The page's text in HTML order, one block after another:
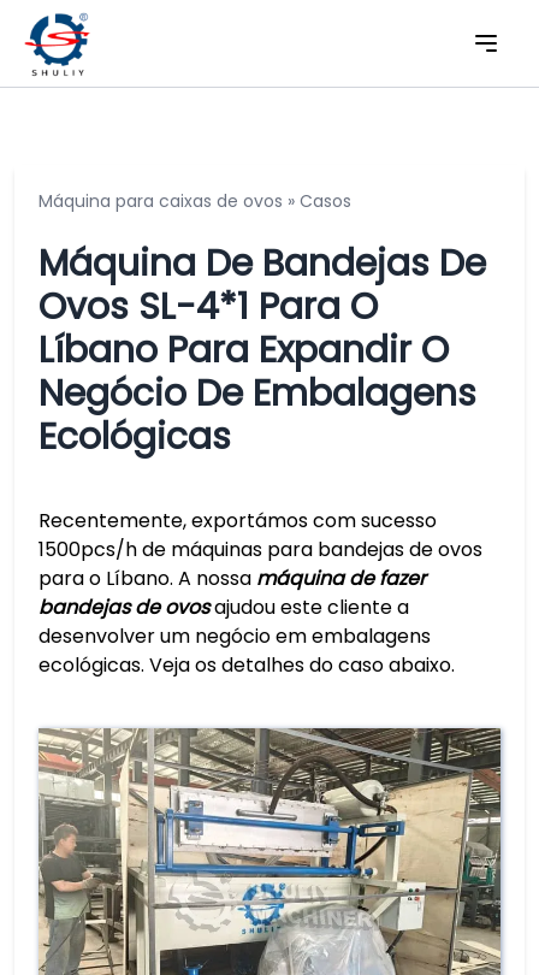
Máquina para caixas de ovos » Casos
Máquina De Bandejas De
Ovos SL-4*1 Para O
Líbano Para Expandir O
Negócio De Embalagens
Ecológicas
Recentemente, exportámos com sucesso
1500pcs/h de máquinas para bandejas de ovos
para o Líbano. A nossa máquina de fazer
bandejas de ovosajudou este cliente a
desenvolver um negócio em embalagens
ecológicas. Veja os detalhes do caso abaixo.